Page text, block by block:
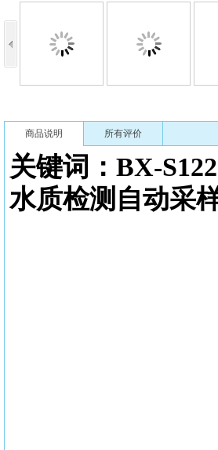
商品说明 所有评价
关键词：BX-
水质检测自动采